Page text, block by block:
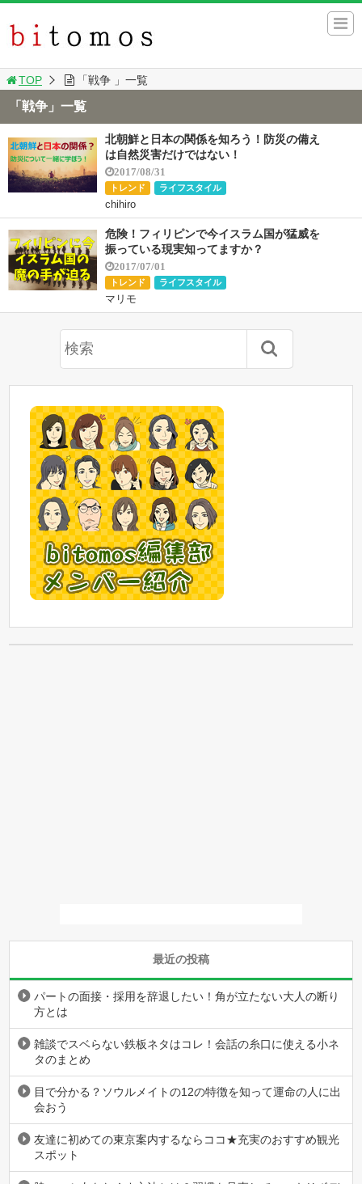
TOP 「戦争 」一覧
「戦争」一覧
北朝鮮と日本の関係を知ろう！防災の備え
は自然災害だけではない！
2017/08/31
トレンド ライフスタイル
chihiro
危険！フィリピンで今イスラム国が猛威を
振っている現実知ってますか？
2017/07/01
トレンド ライフスタイル
マリモ
最近の投稿
パートの面接・採用を辞退したい！角が立たない大人の断り
方とは
雑談でスベらない鉄板ネタはコレ！会話の糸口に使える小ネ
タのまとめ
目で分かる？ソウルメイトの12の特徴を知って運命の人に出
会おう
友達に初めての東京案内するならココ★充実のおすすめ観光
スポット